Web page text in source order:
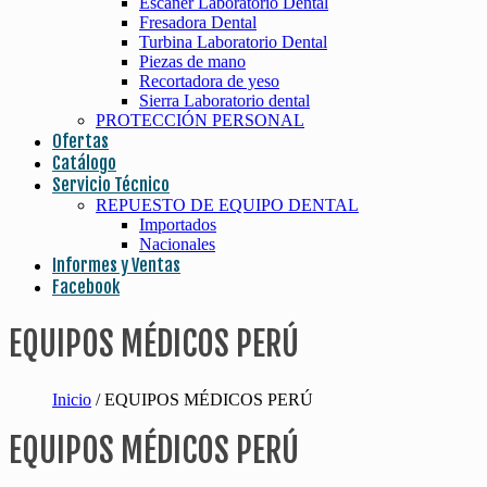
Fresadora Dental
Turbina Laboratorio Dental
Piezas de mano
Recortadora de yeso
Sierra Laboratorio dental
PROTECCIÓN PERSONAL
Ofertas
Catálogo
Servicio Técnico
REPUESTO DE EQUIPO DENTAL
Importados
Nacionales
Informes y Ventas
Facebook
EQUIPOS MÉDICOS PERÚ
Inicio / EQUIPOS MÉDICOS PERÚ
EQUIPOS MÉDICOS PERÚ